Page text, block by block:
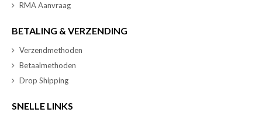
RMA Aanvraag
BETALING & VERZENDING
Verzendmethoden
Betaalmethoden
Drop Shipping
SNELLE LINKS